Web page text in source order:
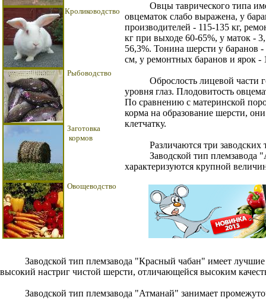
Кролиководство
Рыбоводство
Заготовка
кормов
Овощеводство
Овцы таврического типа
овцематок слабо выражена, у
производителей - 115-135 кг,
кг при выходе 60-65%, у маток -
56,3%. Тонина шерсти у баранов -
см, у ремонтных баранов и ярок -
Оброслость лицевой части
уровня глаз. Плодовитость
По сравнению с материнской
корма на образование шерсти,
клетчатку.
Различаются три заводских
Заводской тип племзавода
характеризуются крупной
Заводской тип племзавода "Красный чабан" имеет
высокий настриг чистой шерсти, отличающейся высоким
Заводской тип племзавода "Атманай" занимает